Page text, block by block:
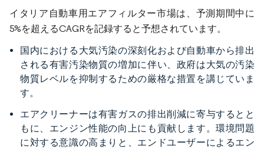
イタリア自動車用エアフィルター市場は、予測期間中に
5%を超えるCAGRを記録すると予想されています。
国内における大気汚染の深刻化および自動車から排出
される有害汚染物質の増加に伴い、政府は大気の汚染
物質レベルを抑制するための厳格な措置を講じていま
す。
エアクリーナーは有害ガスの排出削減に寄与するとと
もに、エンジン性能の向上にも貢献します。環境問題
に対する意識の高まりと、エンドユーザーによるエン